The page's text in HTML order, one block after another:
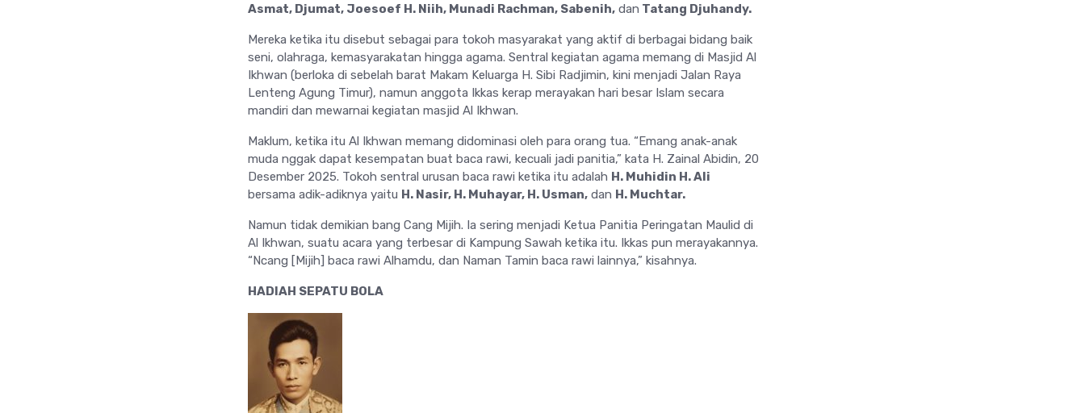
Asmat, Djumat, Joesoef H. Niih, Munadi Rachman, Sabenih, dan Tatang Djuhandy.
Mereka ketika itu disebut sebagai para tokoh masyarakat yang aktif di berbagai bidang baik
seni, olahraga, kemasyarakatan hingga agama. Sentral kegiatan agama memang di Masjid Al
Ikhwan (berloka di sebelah barat Makam Keluarga H. Sibi Radjimin, kini menjadi Jalan Raya
Lenteng Agung Timur), namun anggota Ikkas kerap merayakan hari besar Islam secara
mandiri dan mewarnai kegiatan masjid Al Ikhwan.
Maklum, ketika itu Al Ikhwan memang didominasi oleh para orang tua. “Emang anak-anak
muda nggak dapat kesempatan buat baca rawi, kecuali jadi panitia,” kata H. Zainal Abidin, 20
Desember 2025. Tokoh sentral urusan baca rawi ketika itu adalah H. Muhidin H. Ali
bersama adik-adiknya yaitu H. Nasir, H. Muhayar, H. Usman, dan H. Muchtar.
Namun tidak demikian bang Cang Mijih. Ia sering menjadi Ketua Panitia Peringatan Maulid di
Al Ikhwan, suatu acara yang terbesar di Kampung Sawah ketika itu. Ikkas pun merayakannya.
“Ncang [Mijih] baca rawi Alhamdu, dan Naman Tamin baca rawi lainnya,” kisahnya.
HADIAH SEPATU BOLA